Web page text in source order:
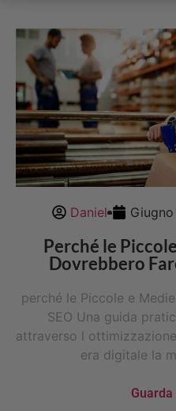
Daniel
Perché le
Dovrebbero
perché le Piccole e
SEO Una guida
attraverso l
era digitale la